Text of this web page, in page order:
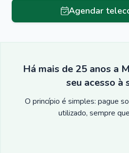
Agendar
Há mais de 25 anos a
seu acesso à
O princípio é simples: pague
utilizado, sempre